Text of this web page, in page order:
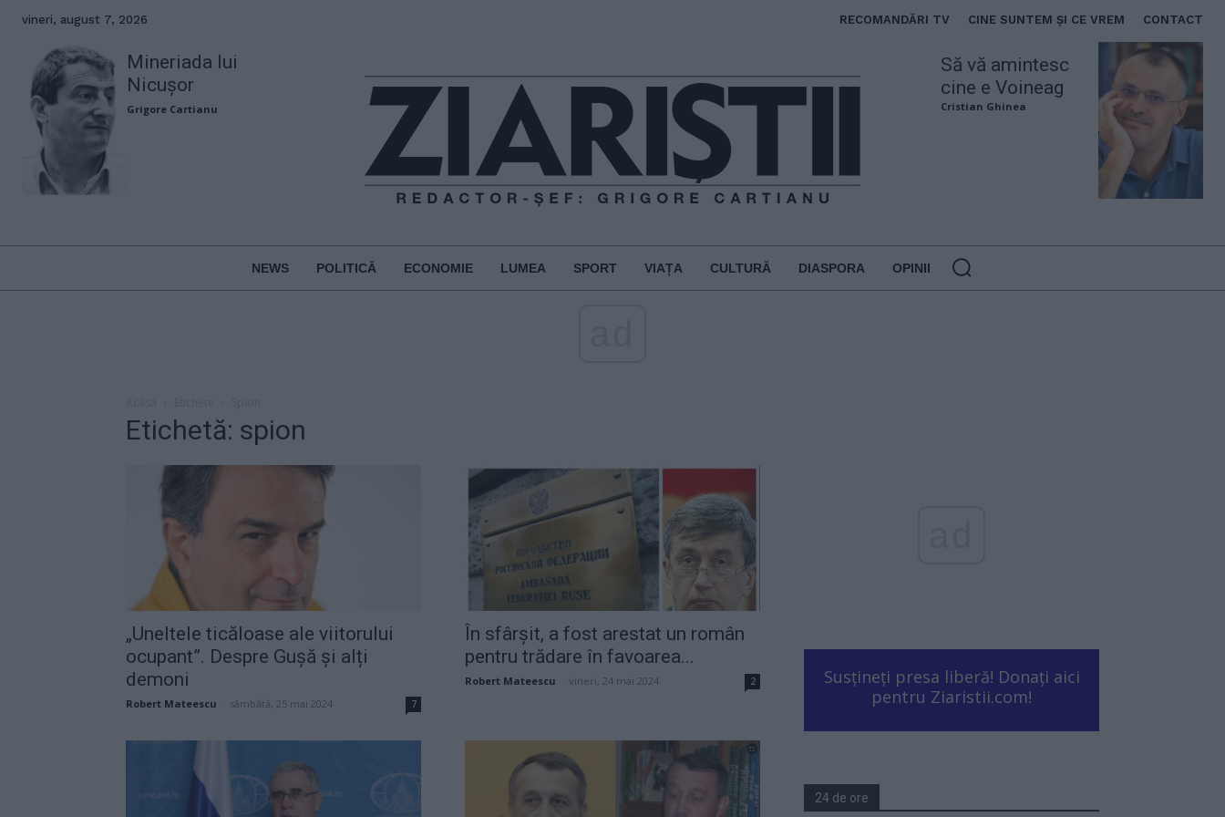
vineri, august 7, 2026 RECOMANDĂRI TV CINE SUNTEM ȘI CE VREM CONTACT
Mineriada lui
Nicușor
Grigore Cartianu
Să vă amintesc
cine e Voineag
Cristian Ghinea
NEWS POLITICĂ ECONOMIE LUMEA SPORT VIAȚA CULTURĂ DIASPORA OPINII
Etichetă: spion
„Uneltele ticăloase ale viitorului
ocupant”. Despre Gușă și alți
demoni
Robert Mateescu sâmbătă, 25 mai 2024 7
În sfârșit, a fost arestat un român
pentru trădare în favoarea...
Robert Mateescu vineri, 24 mai 2024 2
Susțineți presa liberă! Donați aici
pentru Ziaristii.com!
24 de ore